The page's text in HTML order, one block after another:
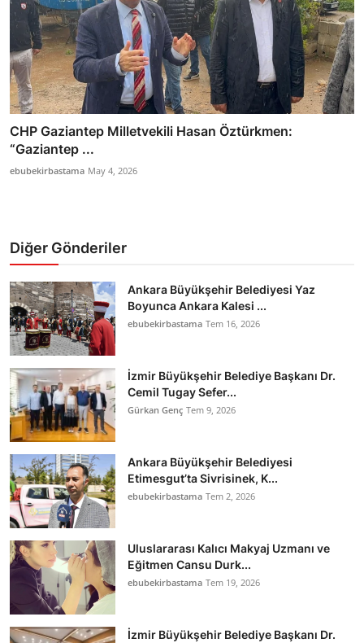
CHP Gaziantep Milletvekili Hasan Öztürkmen:
“Gaziantep ...
ebubekirbastama May 4, 2026
Diğer Gönderiler
Ankara Büyükşehir Belediyesi Yaz
Boyunca Ankara Kalesi ...
ebubekirbastama Tem 16, 2026
İzmir Büyükşehir Belediye Başkanı Dr.
Cemil Tugay Sefer...
Gürkan Genç Tem 9, 2026
Ankara Büyükşehir Belediyesi
Etimesgut’ta Sivrisinek, K...
ebubekirbastama Tem 2, 2026
Uluslararası Kalıcı Makyaj Uzmanı ve
Eğitmen Cansu Durk...
ebubekirbastama Tem 19, 2026
İzmir Büyükşehir Belediye Başkanı Dr.